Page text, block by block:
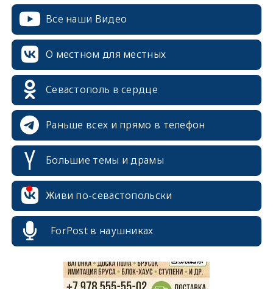
Все наши Видео
О местном для местных
Севастополь в сердце
Раньше всех и прямо в телефон
Большие темы и драмы
Живи по-севастопольски
ForPost в наушниках
erid: 2SDnjcrDNw6
erid: 2SDnjdPjgYS